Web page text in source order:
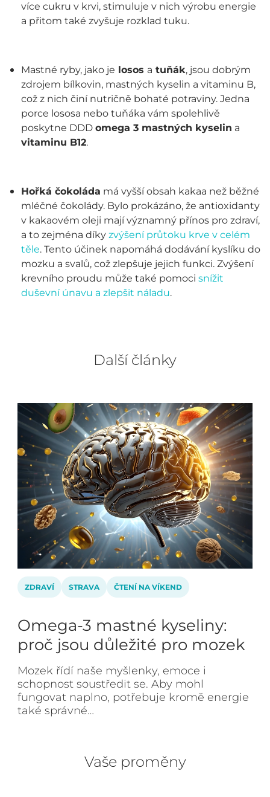
více cukru v krvi, stimuluje v nich výrobu energie
a přitom také zvyšuje rozklad tuku.
Mastné ryby, jako je losos a tuňák, jsou dobrým
zdrojem bílkovin, mastných kyselin a vitaminu B,
což z nich činí nutričně bohaté potraviny. Jedna
porce lososa nebo tuňáka vám spolehlivě
poskytne DDD omega 3 mastných kyselin a
vitaminu B12.
Hořká čokoláda má vyšší obsah kakaa než běžné
mléčné čokolády. Bylo prokázáno, že antioxidanty
v kakaovém oleji mají významný přínos pro zdraví,
a to zejména díky zvýšení průtoku krve v celém
těle. Tento účinek napomáhá dodávání kyslíku do
mozku a svalů, což zlepšuje jejich funkci. Zvýšení
krevního proudu může také pomoci snížit
duševní únavu a zlepšit náladu.
Další články
ZDRAVÍ STRAVA ČTENÍ NA VÍKEND
Omega-3 mastné kyseliny:
proč jsou důležité pro mozek
Mozek řídí naše myšlenky, emoce i
schopnost soustředit se. Aby mohl
fungovat naplno, potřebuje kromě energie
také správné…
Vaše proměny